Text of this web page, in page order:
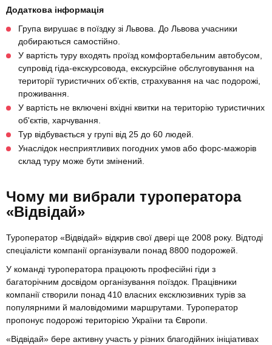
Додаткова інформація
Група вирушає в поїздку зі Львова. До Львова учасники
добираються самостійно.
У вартість туру входять проїзд комфортабельним автобусом,
супровід гіда-екскурсовода, екскурсійне обслуговування на
території туристичних об’єктів, страхування на час подорожі,
проживання.
У вартість не включені вхідні квитки на територію туристичних
об'єктів, харчування.
Тур відбувається у групі від 25 до 60 людей.
Унаслідок несприятливих погодних умов або форс-мажорів
склад туру може бути змінений.
Чому ми вибрали туроператора
«Відвідай»
Туроператор «Відвідай» відкрив свої двері ще 2008 року. Відтоді
спеціалісти компанії організували понад 8800 подорожей.
У команді туроператора працюють професійні гіди з
багаторічним досвідом організування поїздок. Працівники
компанії створили понад 410 власних ексклюзивних турів за
популярними й маловідомими маршрутами. Туроператор
пропонує подорожі територією України та Європи.
«Відвідай» бере активну участь у різних благодійних ініціативах